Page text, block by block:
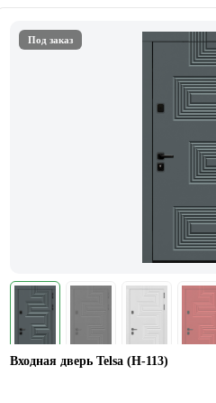
Под заказ
Входная дверь Telsa (Н-113)